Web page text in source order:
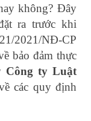
không? Đây
ra trước khi
2021/NĐ-CP
bảo đảm thực
Công ty Luật
các quy định